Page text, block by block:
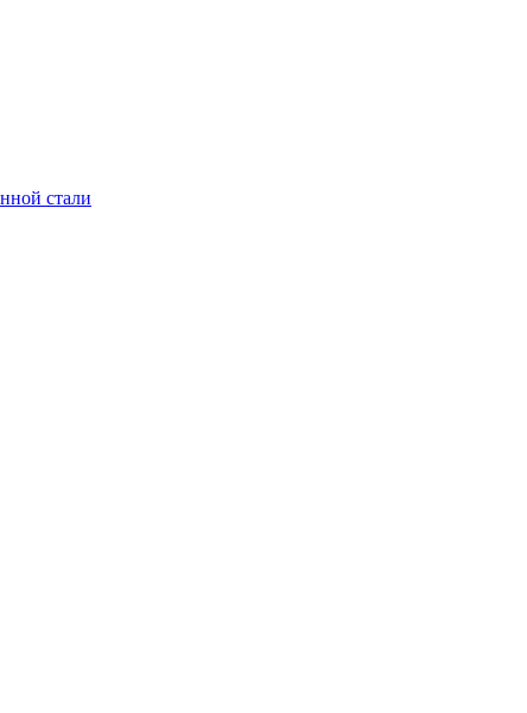
стали